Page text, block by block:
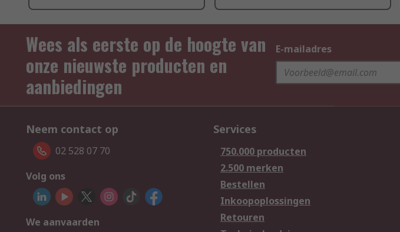
Wees als eerste op de hoogte van
onze nieuwste producten en
aanbiedingen
E-mailadres
Neem contact op
02 528 07 70
Volg ons
We aanvaarden
Services
750.000 producten
2.500 merken
Bestellen
Inkoopoplossingen
Retouren